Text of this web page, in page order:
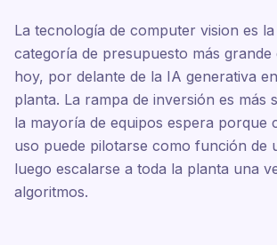
La tecnología de computer vision es la
categoría de presupuesto más grande
hoy, por delante de la IA generativa
planta. La rampa de inversión es más
la mayoría de equipos espera porque
uso puede pilotarse como función de
luego escalarse a toda la planta una
algoritmos.